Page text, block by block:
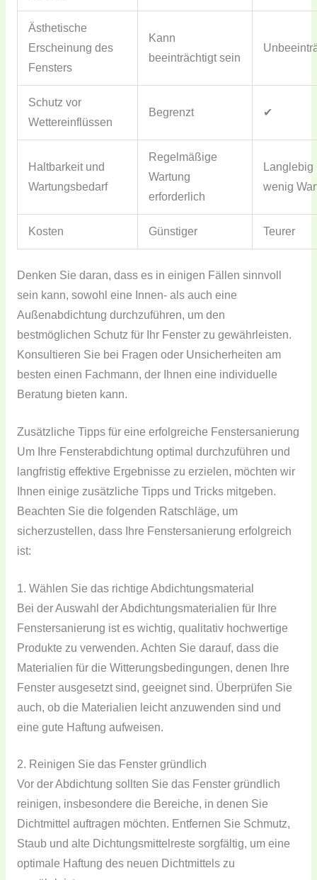
Ästhetische
Erscheinung des
Fensters
Kann
beeinträchtigt sein
Schutz vor
Wettereinflüssen
Begrenzt ✔
Haltbarkeit und
Wartungsbedarf
Regelmäßige
Wartung
erforderlich
Langlebig
wenig
Kosten Günstiger Teurer
Denken Sie daran, dass es in einigen Fällen sinnvoll
sein kann, sowohl eine Innen- als auch eine
Außenabdichtung durchzuführen, um den
bestmöglichen Schutz für Ihr Fenster zu gewährleisten.
Konsultieren Sie bei Fragen oder Unsicherheiten am
besten einen Fachmann, der Ihnen eine individuelle
Beratung bieten kann.
Zusätzliche Tipps für eine erfolgreiche Fenstersanierung
Um Ihre Fensterabdichtung optimal durchzuführen und
langfristig effektive Ergebnisse zu erzielen, möchten wir
Ihnen einige zusätzliche Tipps und Tricks mitgeben.
Beachten Sie die folgenden Ratschläge, um
sicherzustellen, dass Ihre Fenstersanierung erfolgreich
ist:
1. Wählen Sie das richtige Abdichtungsmaterial
Bei der Auswahl der Abdichtungsmaterialien für Ihre
Fenstersanierung ist es wichtig, qualitativ hochwertige
Produkte zu verwenden. Achten Sie darauf, dass die
Materialien für die Witterungsbedingungen, denen Ihre
Fenster ausgesetzt sind, geeignet sind. Überprüfen Sie
auch, ob die Materialien leicht anzuwenden sind und
eine gute Haftung aufweisen.
2. Reinigen Sie das Fenster gründlich
Vor der Abdichtung sollten Sie das Fenster gründlich
reinigen, insbesondere die Bereiche, in denen Sie
Dichtmittel auftragen möchten. Entfernen Sie Schmutz,
Staub und alte Dichtungsmittelreste sorgfältig, um eine
optimale Haftung des neuen Dichtmittels zu